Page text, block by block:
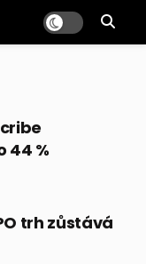
44 %
trh zůstává